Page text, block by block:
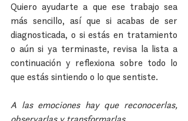
Quiero ayudarte a que ese trabajo sea
más sencillo, así que si acabas de ser
diagnosticada, o si estás en tratamiento
o aún si ya terminaste, revisa la lista a
continuación y reflexiona sobre todo lo
que estás sintiendo o lo que sentiste.
A las emociones hay que reconocerlas,